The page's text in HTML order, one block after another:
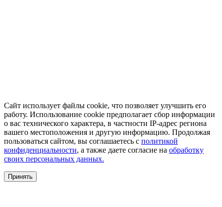
Сайт использует файлы cookie, что позволяет улучшить его
работу. Использование cookie предполагает сбор информации
о вас технического характера, в частности IP-адрес региона
вашего местоположения и другую информацию. Продолжая
пользоваться сайтом, вы соглашаетесь с политикой
конфиденциальности, а также даете согласие на обработку
своих персональных данных.
Принять